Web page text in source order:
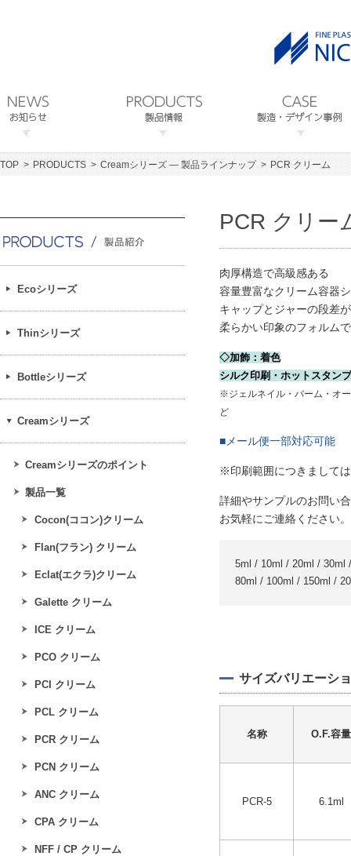
TOP PRODUCTS Creamシリーズ ― 製品ラインナップ PCR クリーム
PCR クリー
肉厚構造で高級感ある
容量豊富なクリーム容器
キャップとジャーの段差
柔らかい印象のフォルム
◇加飾：着色
シルク印刷・ホットスタン
※ジェルネイル・バーム・オ
ど
■メール便一部対応可能
※印刷範囲につきまして
詳細やサンプルのお問い
お気軽にご連絡ください。
5ml / 10ml / 20ml / 30ml
80ml / 100ml / 150ml /
サイズバリエーシ
名称 O.F.容量
PCR-5 6.1ml
Ecoシリーズ
Thinシリーズ
Bottleシリーズ
Creamシリーズ
Creamシリーズのポイント
製品一覧
Cocon(ココン)クリーム
Flan(フラン) クリーム
Eclat(エクラ)クリーム
Galette クリーム
ICE クリーム
PCO クリーム
PCI クリーム
PCL クリーム
PCR クリーム
PCN クリーム
ANC クリーム
CPA クリーム
NFF / CP クリーム